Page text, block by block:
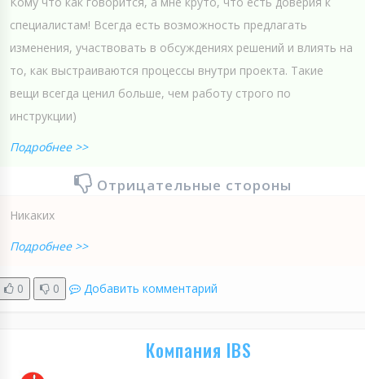
специалистам! Всегда есть возможность предлагать
изменения, участвовать в обсуждениях решений и влиять на
то, как выстраиваются процессы внутри проекта. Такие
вещи всегда ценил больше, чем работу строго по
инструкции)
Подробнее >>
Отрицательные стороны
Никаких
Подробнее >>
0 0 Добавить комментарий
Компания IBS